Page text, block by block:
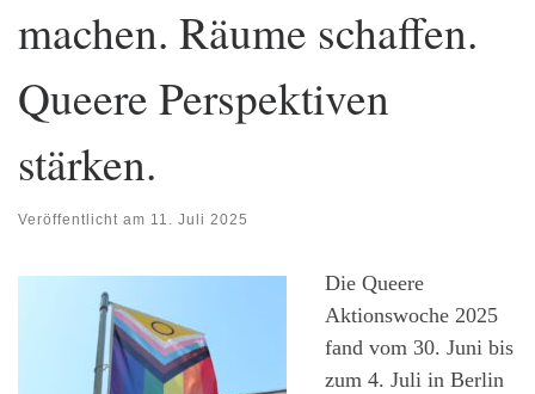
machen. Räume schaffen.
Queere Perspektiven
stärken.
Veröffentlicht am 11. Juli 2025
Die Queere
Aktionswoche 2025
fand vom 30. Juni bis
zum 4. Juli in Berlin